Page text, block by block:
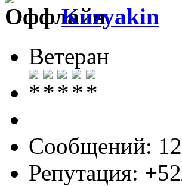
Kuzyakin
Ветеран
Сообщений:
Репутация: